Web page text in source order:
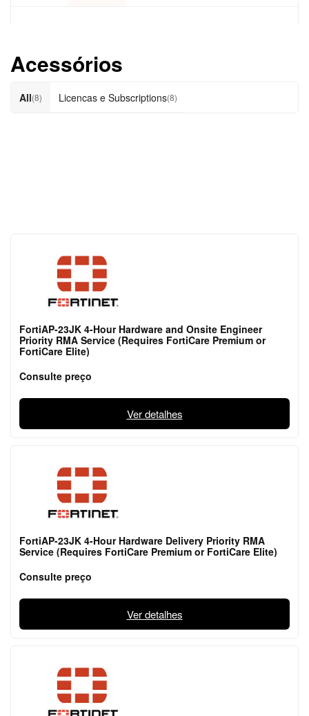
Acessórios
All(8) Licencas e Subscriptions(8)
FortiAP-23JK 4-Hour Hardware and Onsite Engineer
Priority RMA Service (Requires FortiCare Premium or
FortiCare Elite)
Consulte preço
Ver detalhes
FortiAP-23JK 4-Hour Hardware Delivery Priority RMA
Service (Requires FortiCare Premium or FortiCare Elite)
Consulte preço
Ver detalhes